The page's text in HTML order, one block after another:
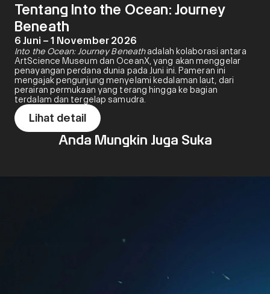
Tentang Into the Ocean: Journey
Beneath
6 Juni – 1 November 2026
Into the Ocean: Journey Beneathadalah kolaborasi antara
ArtScience Museum dan OceanX, yang akan menggelar
penayangan perdana dunia pada Juni ini. Pameran ini
mengajak pengunjung menyelami kedalaman laut, dari
perairan permukaan yang terang hingga ke bagian
terdalam dan tergelap samudra.
Lihat detail
Anda Mungkin Juga Suka